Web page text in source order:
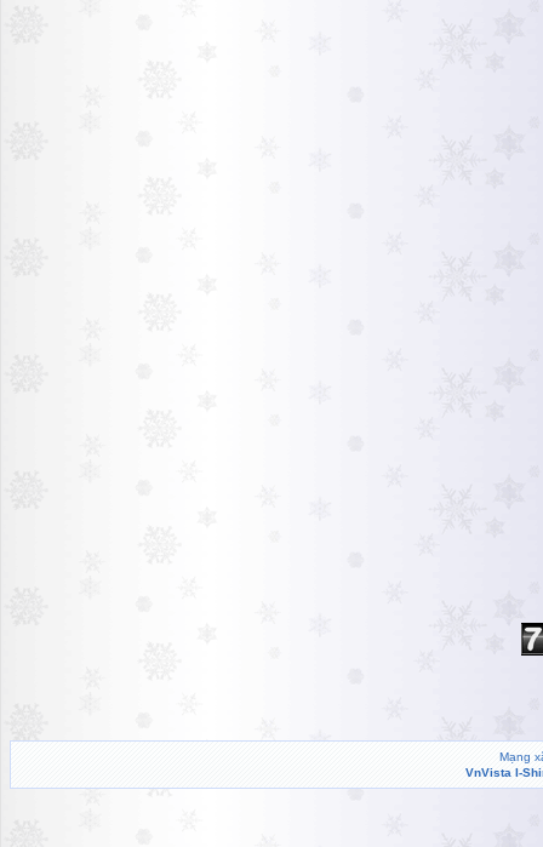
Mạng
VnVista I-